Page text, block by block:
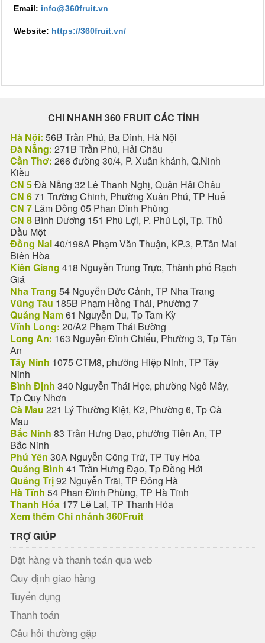
Email: info@360fruit.vn
Website: https://360fruit.vn/
CHI NHANH 360 FRUIT CÁC TỈNH
Hà Nội: 56B Trần Phú, Ba Đình, Hà Nội
Đà Nẵng: 271B Trần Phú, Hải Châu
Cần Thơ: 266 đường 30/4, P. Xuân khánh, Q.Ninh
Kiều
CN 5Đà Nẵng 32 Lê Thanh Nghị, Quận Hải Châu
CN 671 Trường Chinh, Phường Xuân Phú, TP Huế
CN 7 Lâm Đồng 05 Phan Đình Phùng
CN 8 Bình Dương 151 Phú Lợi, P. Phú Lợi, Tp. Thủ
Dầu Một
Đồng Nai40/198A Phạm Văn Thuận, KP.3, P.Tân Mai
Biên Hòa
Kiên Giang 418 Nguyễn Trung Trực, Thành phố Rạch
Giá
Nha Trang 54 Nguyễn Đức Cảnh, TP Nha Trang
Vũng Tàu 185B Phạm Hồng Thái, Phường 7
Quảng Nam61 Nguyễn Du, Tp Tam Kỳ
Vĩnh Long: 20/A2 Phạm Thái Bường
Long An: 163 Nguyễn Đình Chiểu, Phường 3, Tp Tân
An
Tây Ninh 1075 CTM8, phường Hiệp Ninh, TP Tây
Ninh
Bình Định 340 Nguyễn Thái Học, phường Ngô Mây,
Tp Quy Nhơn
Cà Mau 221 Lý Thường Kiệt, K2, Phường 6, Tp Cà
Mau
Bắc Ninh 83 Trần Hưng Đạo, phường Tiền An, TP
Bắc Ninh
Phú Yên 30A Nguyễn Công Trứ, TP Tuy Hòa
Quảng Bình 41 Trần Hưng Đạo, Tp Đồng Hới
Quảng Trị92 Nguyễn Trãi, TP Đông Hà
Hà Tĩnh 54 Phan Đình Phùng, TP Hà Tĩnh
Thanh Hóa 177 Lê Lai, TP Thanh Hóa
Xem thêm Chi nhánh 360Fruit
TRỢ GIÚP
Đặt hàng và thanh toán qua web
Quy định giao hàng
Tuyển dụng
Thanh toán
Câu hỏi thường gặp